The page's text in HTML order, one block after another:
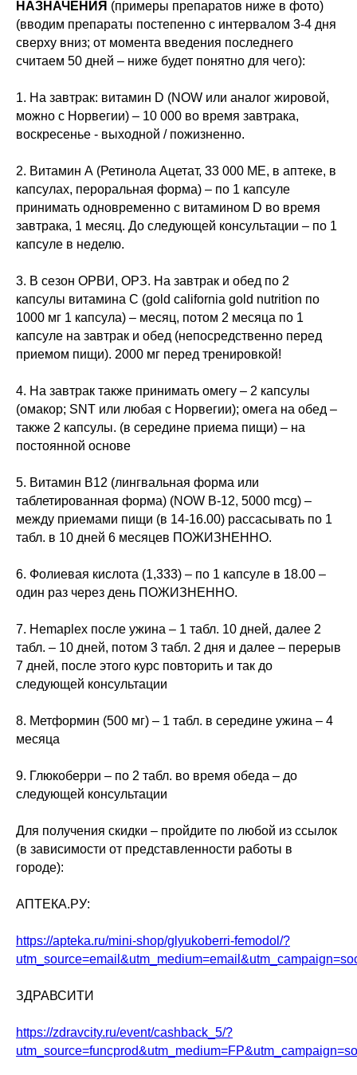
НАЗНАЧЕНИЯ (примеры препаратов ниже в фото)
(вводим препараты постепенно с интервалом 3-4 дня
сверху вниз; от момента введения последнего
считаем 50 дней – ниже будет понятно для чего):
1. На завтрак: витамин D (NOW или аналог жировой,
можно с Норвегии) – 10 000 во время завтрака,
воскресенье - выходной / пожизненно.
2. Витамин А (Ретинола Ацетат, 33 000 МЕ, в аптеке, в
капсулах, пероральная форма) – по 1 капсуле
принимать одновременно с витамином D во время
завтрака, 1 месяц. До следующей консультации – по 1
капсуле в неделю.
3. В сезон ОРВИ, ОРЗ. На завтрак и обед по 2
капсулы витамина С (gold california gold nutrition по
1000 мг 1 капсула) – месяц, потом 2 месяца по 1
капсуле на завтрак и обед (непосредственно перед
приемом пищи). 2000 мг перед тренировкой!
4. На завтрак также принимать омегу – 2 капсулы
(омакор; SNT или любая с Норвегии); омега на обед –
также 2 капсулы. (в середине приема пищи) – на
постоянной основе
5. Витамин В12 (лингвальная форма или
таблетированная форма) (NOW В-12, 5000 mcg) –
между приемами пищи (в 14-16.00) рассасывать по 1
табл. в 10 дней 6 месяцев ПОЖИЗНЕННО.
6. Фолиевая кислота (1,333) – по 1 капсуле в 18.00 –
один раз через день ПОЖИЗНЕННО.
7. Hemaplex после ужина – 1 табл. 10 дней, далее 2
табл. – 10 дней, потом 3 табл. 2 дня и далее – перерыв
7 дней, после этого курс повторить и так до
следующей консультации
8. Метформин (500 мг) – 1 табл. в середине ужина – 4
месяца
9. Глюкоберри – по 2 табл. во время обеда – до
следующей консультации
Для получения скидки – пройдите по любой из ссылок
(в зависимости от представленности работы в
городе):
АПТЕКА.РУ:
https://apteka.ru/mini-shop/glyukoberri-femodol/?
ЗДРАВСИТИ
https://zdravcity.ru/event/cashback_5/?